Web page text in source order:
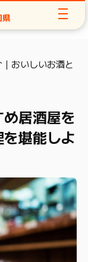
県
おいしいお酒と
め居酒屋を
堪能しよ